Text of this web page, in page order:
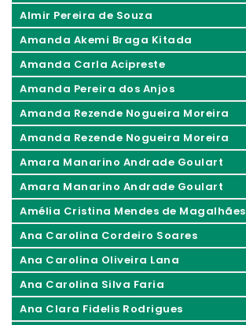
Almir Pereira de Souza
Amanda Akemi Braga Kitada
Amanda Carla Acipreste
Amanda Pereira dos Anjos
Amanda Rezende Nogueira Moreira
Amanda Rezende Nogueira Moreira
Amara Manarino Andrade Goulart
Amara Manarino Andrade Goulart
Amélia Cristina Mendes de Magalhães
Ana Carolina Cordeiro Soares
Ana Carolina Oliveira Lana
Ana Carolina Silva Faria
Ana Clara Fidelis Rodrigues